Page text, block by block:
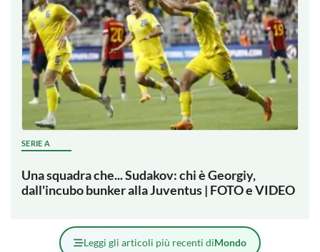
SERIE A
Una squadra che... Sudakov: chi è Georgiy,
dall'incubo bunker alla Juventus | FOTO e VIDEO
Leggi gli articoli più recenti diMondo